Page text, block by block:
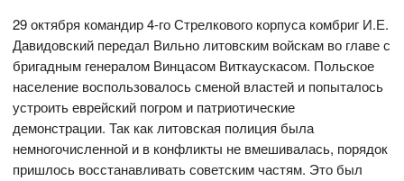
29 октября командир 4-го Стрелкового корпуса комбриг И.Е.
Давидовский передал Вильно литовским войскам во главе с
бригадным генералом Винцасом Виткаускасом. Польское
население воспользовалось сменой властей и попыталось
устроить еврейский погром и патриотические
демонстрации. Так как литовская полиция была
немногочисленной и в конфликты не вмешивалась, порядок
пришлось восстанавливать советским частям. Это был